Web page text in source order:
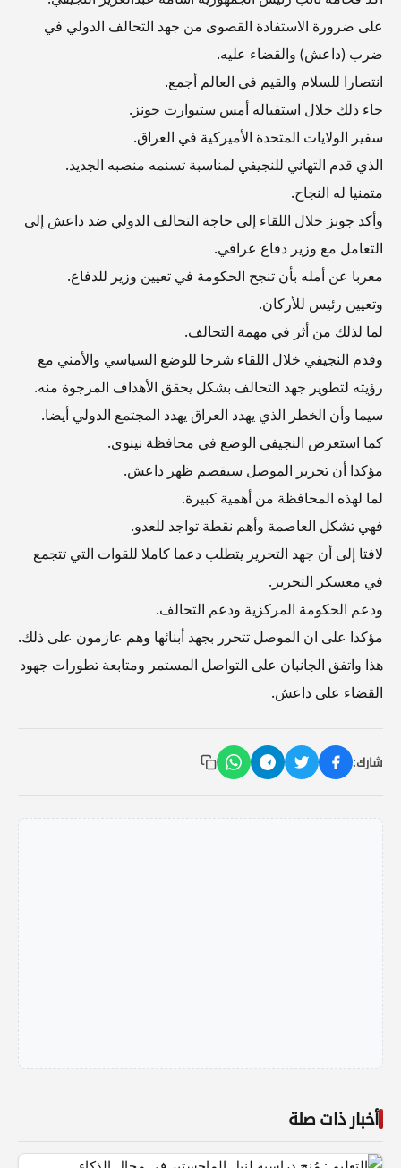
على ضرورة الاستفادة القصوى من جهد التحالف الدولي في
ضرب (داعش) والقضاء عليه.
انتصارا للسلام والقيم في العالم أجمع.
جاء ذلك خلال استقباله أمس ستيوارت جونز.
سفير الولايات المتحدة الأميركية في العراق.
الذي قدم التهاني للنجيفي لمناسبة تسنمه منصبه الجديد.
متمنيا له النجاح.
وأكد جونز خلال اللقاء إلى حاجة التحالف الدولي ضد داعش إلى
التعامل مع وزير دفاع عراقي.
معربا عن أمله بأن تنجح الحكومة في تعيين وزير للدفاع.
وتعيين رئيس للأركان.
لما لذلك من أثر في مهمة التحالف.
وقدم النجيفي خلال اللقاء شرحا للوضع السياسي والأمني مع
رؤيته لتطوير جهد التحالف بشكل يحقق الأهداف المرجوة منه.
سيما وأن الخطر الذي يهدد العراق يهدد المجتمع الدولي أيضا.
كما استعرض النجيفي الوضع في محافظة نينوى.
مؤكدا أن تحرير الموصل سيقصم ظهر داعش.
لما لهذه المحافظة من أهمية كبيرة.
فهي تشكل العاصمة وأهم نقطة تواجد للعدو.
لافتا إلى أن جهد التحرير يتطلب دعما كاملا للقوات التي تتجمع
في معسكر التحرير.
ودعم الحكومة المركزية ودعم التحالف.
مؤكدا على ان الموصل تتحرر بجهد أبنائها وهم عازمون على ذلك.
هذا واتفق الجانبان على التواصل المستمر ومتابعة تطورات جهود
القضاء على داعش.
شارك:
أخبار ذات صلة